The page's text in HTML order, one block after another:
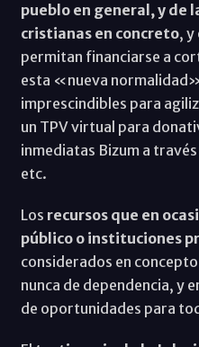
pueblo en general, y de
cristianas en concreto, y
permitan financiarse a
esta «nueva
imprescindibles para
un TPV virtual para
inmediatas Bizum a
etc.
Los recursos que en
público o instituciones
considerados en
nunca de dependencia, y
de oportunidades para